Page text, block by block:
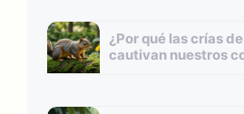
¿Por qué las crías
cautivan nuestros